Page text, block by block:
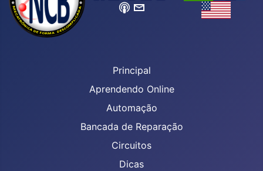
Principal
Aprendendo Online
Automação
Bancada de Reparação
Circuitos
Dicas